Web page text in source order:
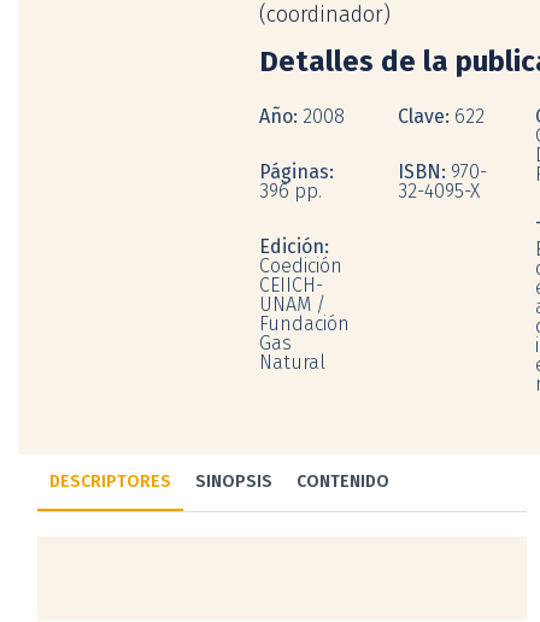
(coordinador)
Detalles de la
Año: 2008
Páginas:
396 pp.
Edición:
Coedición
CEIICH-
UNAM /
Fundación
Gas
Natural
Clave: 622
ISBN: 970-
32-4095-X
DESCRIPTORES SINOPSIS CONTENIDO